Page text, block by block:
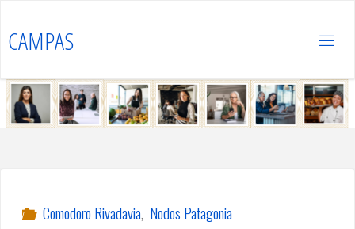
CAMPAS
Comodoro Rivadavia, Nodos Patagonia